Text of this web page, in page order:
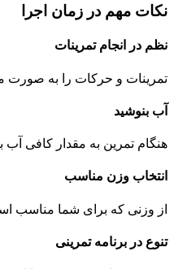
نکات مهم در زمان اجرا
نظم در انجام تمرینات
تمرینات و حرکات را به صورت
آب بنوشید
هنگام تمرین به مقدار کافی
انتخاب وزن مناسب
از وزنی که برای شما مناسب
تنوع در برنامه تمرینی